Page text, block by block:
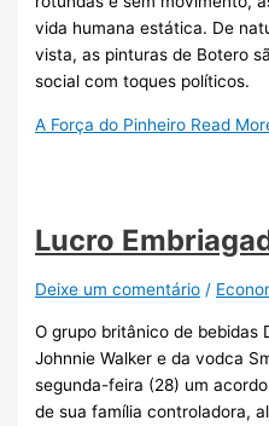
vida humana estática. De
vista, as pinturas de Botero
social com toques políticos.
A Força do Pinheiro Read
Lucro
Deixe um comentário /
O grupo britânico de bebidas
Johnnie Walker e da vodca
segunda-feira (28) um
de sua família controladora,